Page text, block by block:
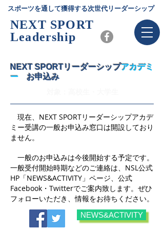
NEXT SPORT
Leadership
スポーツを通して獲得する次世代リーダーシップ
NEXT SPORTリーダーシップ​アカデミ
ー お申込み
現在、NEXT SPORTリーダーシップアカデ
ミー受講の一般お申込み窓口は開設しており
ません。
一般のお申込みは今後開始する予定です。
一般受付開始時期などのご連絡は、NSL公式
HP「NEWS&ACTIVITY」ページ、公式
Facebook・Twitterでご案内致します。ぜひ
フォローいただき、情報をお待ちください。
NEWS&ACTIVITY